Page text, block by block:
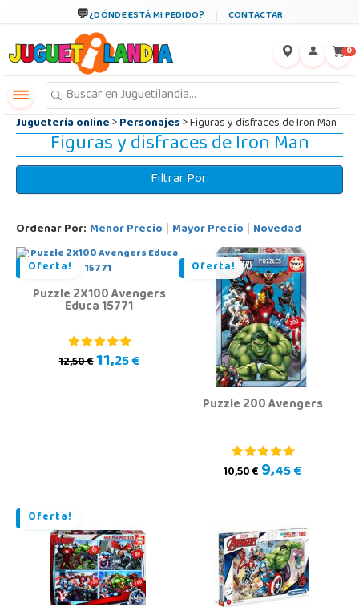
¿DÓNDE ESTÁ MI PEDIDO? CONTACTAR
0
Juguetería online>Personajes> Figuras y disfraces de Iron Man
Figuras y disfraces de Iron Man
Filtrar Por:
Ordenar Por: Menor Precio | Mayor Precio | Novedad
Oferta!
Puzzle 2X100 Avengers
Educa 15771
12,50 €11,25 €
Oferta!
Puzzle 200 Avengers
10,50 €9,45 €
Oferta!